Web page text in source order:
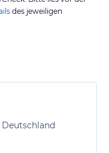
des jeweiligen
Deutschland